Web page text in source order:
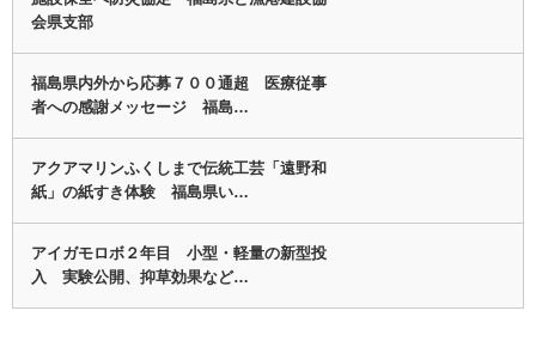
会県支部
福島県内外から応募７００通超 医療従事
者への感謝メッセージ 福島…
アクアマリンふくしまで伝統工芸「遠野和
紙」の紙すき体験 福島県い…
アイガモロボ２年目 小型・軽量の新型投
入 実験公開、抑草効果など…